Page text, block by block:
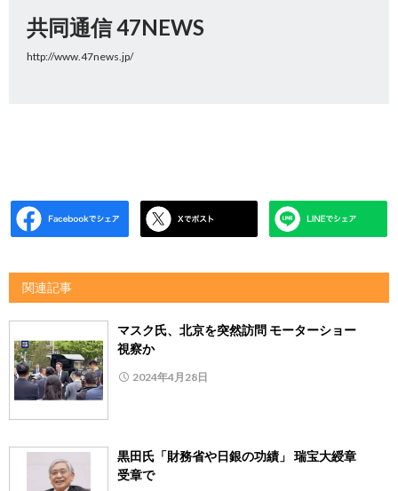
共同通信 47NEWS
http://www.47news.jp/
関連記事
マスク氏、北京を突然訪問 モーターショー
視察か
2024年4月28日
黒田氏「財務省や日銀の功績」 瑞宝大綬章
受章で